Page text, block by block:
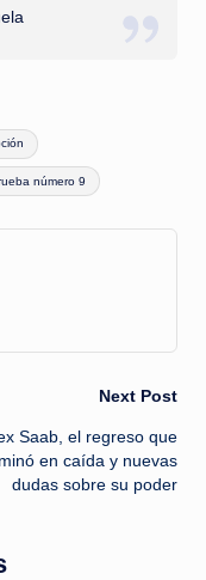
número 9
Next Post
Saab, el regreso que
en caída y nuevas
dudas sobre su poder